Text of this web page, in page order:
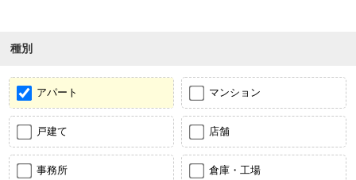
種別
アパート マンション
戸建て 店舗
事務所 倉庫・工場